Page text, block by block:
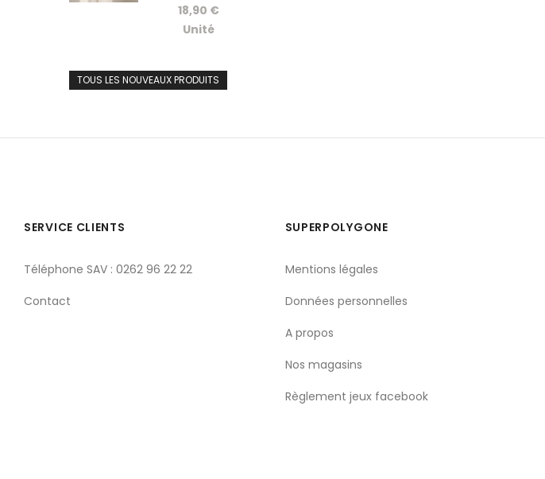
18,90 €
Unité
TOUS LES NOUVEAUX PRODUITS
SERVICE CLIENTS
Téléphone SAV : 0262 96 22 22
Contact
SUPERPOLYGONE
Mentions légales
Données personnelles
A propos
Nos magasins
Règlement jeux facebook